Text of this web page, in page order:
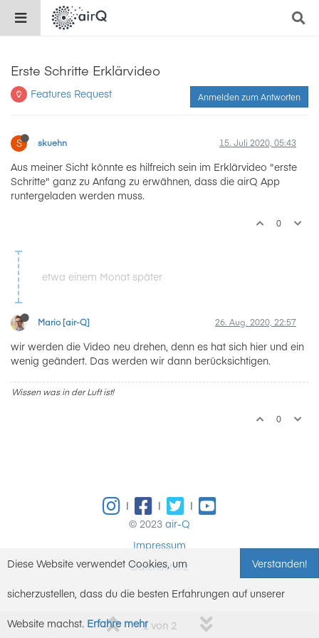
Erste Schritte Erklärvideo
Features Request Anmelden zum Antworten
S skuehn 15. Juli 2020, 05:43
Aus meiner Sicht könnte es hilfreich sein im Erklärvideo "erste
Schritte" ganz zu Anfang zu erwähnen, dass die airQ App
runtergeladen werden muss.
0
etwa einem Monat später
Mario [air-Q] 26. Aug. 2020, 22:57
wir werden die Video neu drehen, denn es hat sich hier und ein
wenig geändert. Das werden wir dann berücksichtigen.
Wissen was in der Luft ist!
0
1 von 2
| |
|
© 2023 air-Q
Impressum
Datenschutz
Verstanden!
Diese Website verwendet Cookies, um
sicherzustellen, dass du die besten Erfahrungen auf unserer
Website machst. Erfahre mehr